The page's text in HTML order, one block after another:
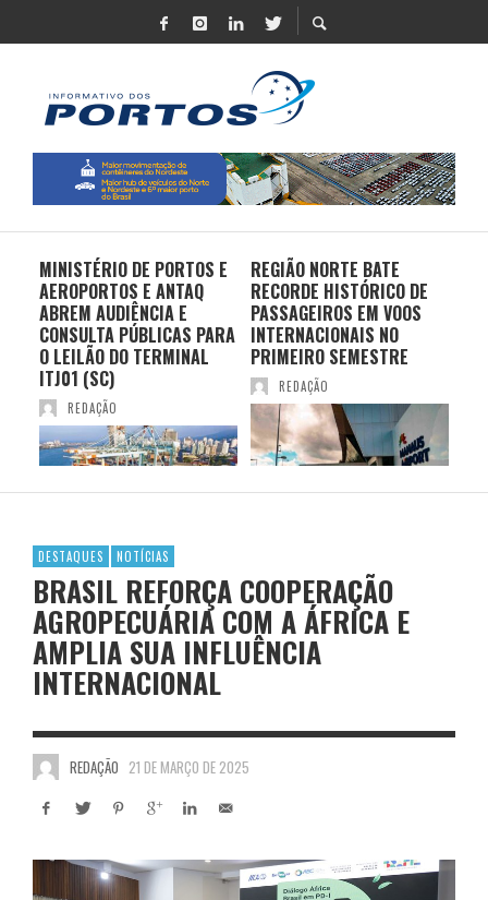
MINISTÉRIO DE PORTOS E
AEROPORTOS E ANTAQ
ABREM AUDIÊNCIA E
CONSULTA PÚBLICAS PARA
O LEILÃO DO TERMINAL
ITJ01 (SC)
REDAÇÃO
REGIÃO NORTE BATE
RECORDE HISTÓRICO DE
PASSAGEIROS EM VOOS
INTERNACIONAIS NO
PRIMEIRO SEMESTRE
REDAÇÃO
DESTAQUES NOTÍCIAS
BRASIL REFORÇA COOPERAÇÃO
AGROPECUÁRIA COM A ÁFRICA E
AMPLIA SUA INFLUÊNCIA
INTERNACIONAL
REDAÇÃO 21 DE MARÇO DE 2025